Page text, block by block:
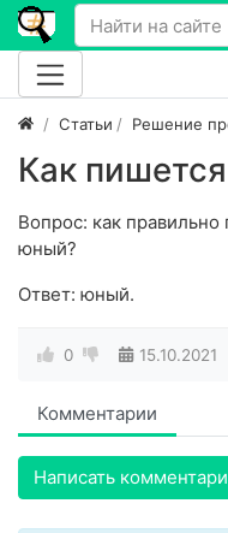
Статьи Решение
Как
Вопрос: как
юный?
Ответ: юный.
0 15.10.2021
Комментарии
Написать